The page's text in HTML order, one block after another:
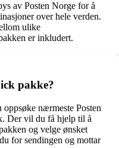
av Posten Norge for å
over hele verden.
ulike
er inkludert.
pakke?
nærmeste Posten
Der vil du få hjelp til å
og velge ønsket
for sendingen og mottar